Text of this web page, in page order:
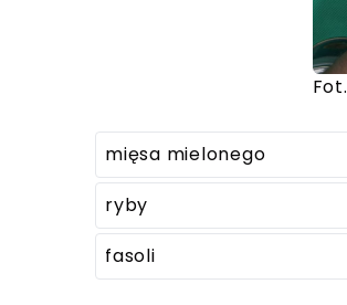
mięsa mielonego
ryby
fasoli